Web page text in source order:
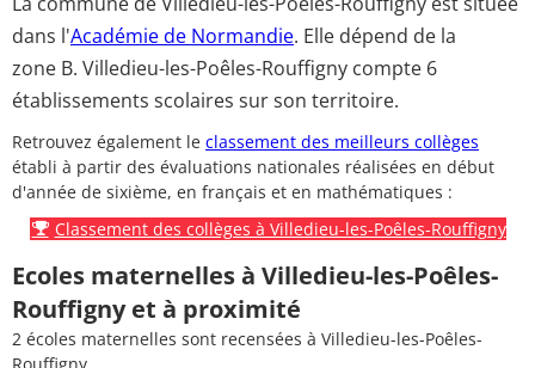
dans l'Académie de Normandie. Elle dépend de la
zone B. Villedieu-les-Poêles-Rouffigny compte 6
établissements scolaires sur son territoire.
Retrouvez également le classement des meilleurs collèges
établi à partir des évaluations nationales réalisées en début
d'année de sixième, en français et en mathématiques :
Classement des collèges à Villedieu-les-Poêles-Rouffigny
Ecoles maternelles à Villedieu-les-Poêles-
Rouffigny et à proximité
2 écoles maternelles sont recensées à Villedieu-les-Poêles-
Rouffigny.